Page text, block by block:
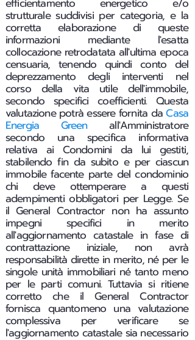
strutturale suddivisi per categoria, e la
corretta elaborazione di queste
informazioni mediante l'esatta
collocazione retrodatata all'ultima epoca
censuaria, tenendo quindi conto del
deprezzamento degli interventi nel
corso della vita utile dell'immobile,
secondo specifici coefficienti. Questa
valutazione potrà essere fornita daCasa
Energia Greenall'Amministratore
secondo una specifica informativa
relativa ai Condomini da lui gestiti,
stabilendo fin da subito e per ciascun
immobile facente parte del condominio
chi deve ottemperare a questi
adempimenti obbligatori per Legge. Se
il General Contractor non ha assunto
impegni specifici in merito
all'aggiornamento catastale in fase di
contrattazione iniziale, non avrà
responsabilità dirette in merito, né per le
singole unità immobiliari né tanto meno
per le parti comuni. Tuttavia si ritiene
corretto che il General Contractor
fornisca quantomeno una valutazione
complessiva per verificare se
l'aggiornamento catastale sia necessario